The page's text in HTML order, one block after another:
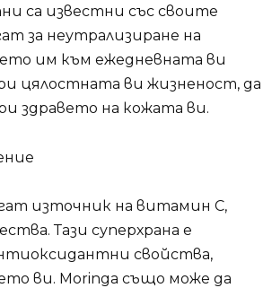
са известни със своите
за неутрализиране на
им към ежедневната ви
цялостната ви жизненост, да
здравето на кожата ви.
източник на витамин С,
Тази суперхрана е
свойства,
ви. Moringa също може да